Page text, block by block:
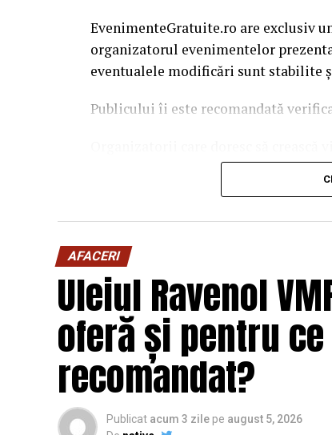
EvenimenteGratuite.ro are exclusiv
organizatorul evenimentelor
eventualele modificări sunt stabilite
Publicului îi este recomandată
solicita o ofertă de promovare din
AFACERI
Uleiul Ravenol
oferă și pentru
recomandat?
Publicat acum 3 zile pe august 5, 2026